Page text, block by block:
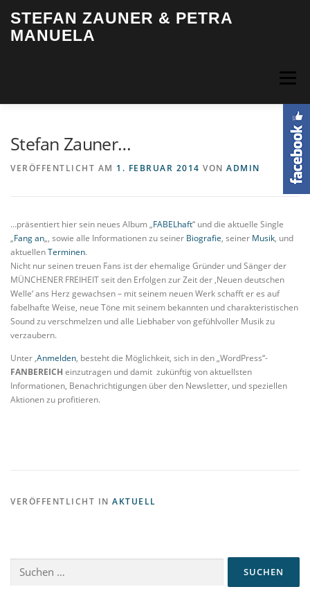
Inhalt
springen
STEFAN ZAUNER & PETRA
MANUELA
Menü
Stefan Zauner…
VERÖFFENTLICHT AM 1. FEBRUAR 2014 VON ADMIN
…präsentiert hier sein neues Album „FABELhaft“ und die aktuelle Single
„Fang an„, sowie alle Informationen zu seiner Biografie, seiner Musik, und
aktuellenTerminen.
Nicht nur seinen treuen Fans ist der ehemalige Gründer und Sänger der
MÜNCHENER FREIHEIT seit den Erfolgen zur Zeit der ‚Neuen deutschen
Welle‘ ans Herz gewachsen – mit seinem neuen Werk schafft er es auf
fabelhafte Weise, neue Töne mit seinem bekannten und charakteristischen
Sound zu verschmelzen und alle Liebhaber von gefühlvoller Musik zu
verzaubern.
Unter ‚Anmelden‚ besteht die Möglichkeit, sich in den „WordPress“-
FANBEREICH einzutragen und damit zukünftig von aktuellsten
Informationen, Benachrichtigungen über den Newsletter, und speziellen
Aktionen zu profitieren.
VERÖFFENTLICHT IN AKTUELL
nach: